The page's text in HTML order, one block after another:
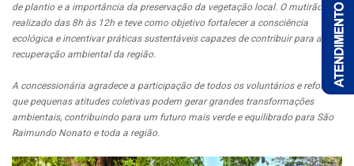
de plantio e a importância da preservação da vegetação local. O mutirão foi
realizado das 8h às 12h e teve como objetivo fortalecer a consciência
ecológica e incentivar práticas sustentáveis capazes de contribuir para a
recuperação ambiental da região.
A concessionária agradece a participação de todos os voluntários e reforça
que pequenas atitudes coletivas podem gerar grandes transformações
ambientais, contribuindo para um futuro mais verde e equilibrado para São
Raimundo Nonato e toda a região.